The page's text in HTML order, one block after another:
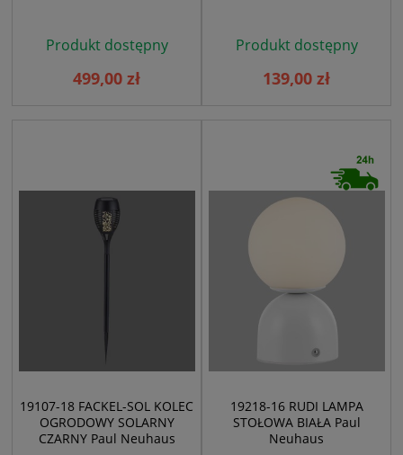
Produkt dostępny
499,00 zł
Produkt dostępny
139,00 zł
19107-18 FACKEL-SOL KOLEC
OGRODOWY SOLARNY
CZARNY Paul Neuhaus
19218-16 RUDI LAMPA
STOŁOWA BIAŁA Paul
Neuhaus